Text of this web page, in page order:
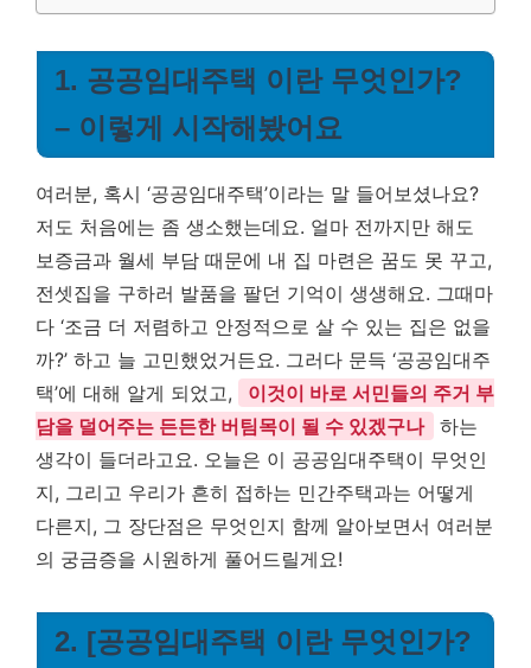
1. 공공임대주택 이란 무엇인가?
– 이렇게 시작해봤어요
여러분, 혹시 ‘공공임대주택’이라는 말 들어보셨나요?
저도 처음에는 좀 생소했는데요. 얼마 전까지만 해도
보증금과 월세 부담 때문에 내 집 마련은 꿈도 못 꾸고,
전셋집을 구하러 발품을 팔던 기억이 생생해요. 그때마
다 ‘조금 더 저렴하고 안정적으로 살 수 있는 집은 없을
까?’ 하고 늘 고민했었거든요. 그러다 문득 ‘공공임대주
택’에 대해 알게 되었고,
이것이 바로 서민들의 주거 부
담을 덜어주는 든든한 버팀목이 될 수 있겠구나
하는
생각이 들더라고요. 오늘은 이 공공임대주택이 무엇인
지, 그리고 우리가 흔히 접하는 민간주택과는 어떻게
다른지, 그 장단점은 무엇인지 함께 알아보면서 여러분
의 궁금증을 시원하게 풀어드릴게요!
2. [공공임대주택 이란 무엇인가?